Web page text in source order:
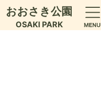
おおさき公園
OSAKI PARK